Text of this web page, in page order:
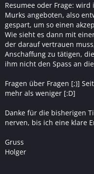
Resumee oder Frage:
Murks angeboten, also
gespart, um so einen
Wie sieht es dann mit
der darauf vertrauen
Anschaffung zu tätigen,
ihm nicht den Spass an
Fragen über Fragen [;)]
mehr als weniger [:D]
Danke für die bisherigen
nerven, bis ich eine klare
Gruss
Holger